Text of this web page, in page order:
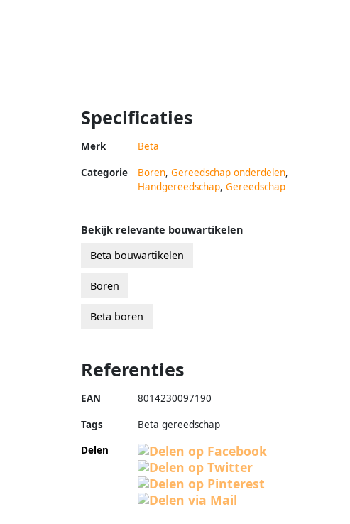
Specificaties
Merk Beta
Categorie Boren, Gereedschap onderdelen,
Handgereedschap, Gereedschap
Bekijk relevante bouwartikelen
Beta bouwartikelen
Boren
Beta boren
Referenties
EAN 8014230097190
Tags
Beta gereedschap
Delen